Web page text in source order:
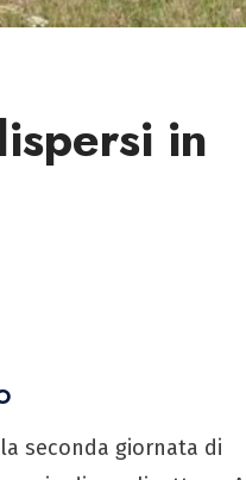
in
seconda giornata di